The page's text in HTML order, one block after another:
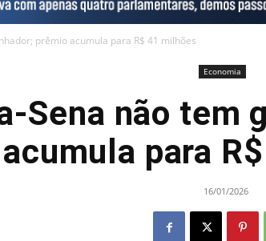
prêmio acumula para R$ 41 milhões
Economia
Sena não tem
acumula para
16/01/2026